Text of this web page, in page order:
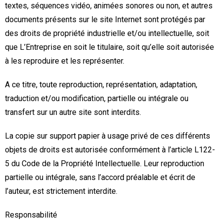
textes, séquences vidéo, animées sonores ou non, et autres
documents présents sur le site Internet sont protégés par
des droits de propriété industrielle et/ou intellectuelle, soit
que L’Entreprise en soit le titulaire, soit qu’elle soit autorisée
à les reproduire et les représenter.
A ce titre, toute reproduction, représentation, adaptation,
traduction et/ou modification, partielle ou intégrale ou
transfert sur un autre site sont interdits.
La copie sur support papier à usage privé de ces différents
objets de droits est autorisée conformément à l’article L122-
5 du Code de la Propriété Intellectuelle. Leur reproduction
partielle ou intégrale, sans l’accord préalable et écrit de
l’auteur, est strictement interdite.
Responsabilité